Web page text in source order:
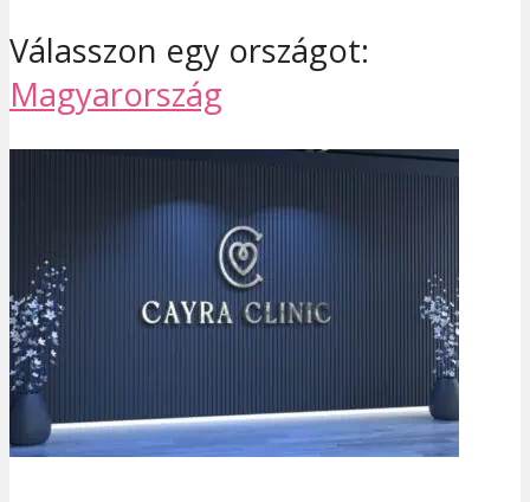
Válasszon egy országot:
Magyarország